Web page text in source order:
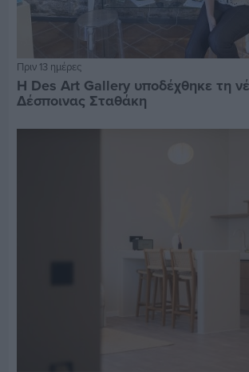
Πριν 13 ημέρες
Η Des Art Gallery υποδέχθηκε τη
Δέσποινας Σταθάκη